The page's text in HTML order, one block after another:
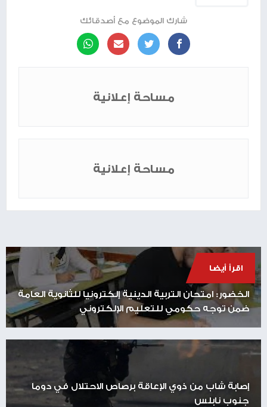
شارك الموضوع مع أصدقائك
مساحة إعلانية
مساحة إعلانية
اقرأ أيضا
الخضور: امتحان التربية الدينية إلكترونيا للثانوية العامة
ضمن توجه حكومي للتعليم الإلكتروني
إصابة شاب من ذوي الإعاقة برصاص الاحتلال في دوما
جنوب نابلس